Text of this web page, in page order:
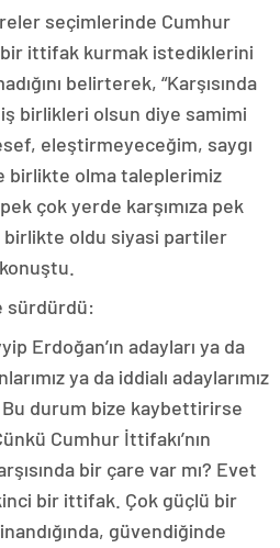
seçimlerinde Cumhur
ittifak kurmak istediklerini
belirterek, “Karşısında
birlikleri olsun diye samimi
eleştirmeyeceğim, saygı
birlikte olma taleplerimiz
çok yerde karşımıza pek
oldu siyasi partiler
sürdürdü:
Erdoğan’ın adayları ya da
ya da iddialı adaylarımız
Bu durum bize kaybettirirse
Cumhur İttifakı’nın
bir çare var mı? Evet
bir ittifak. Çok güçlü bir
güvendiğinde